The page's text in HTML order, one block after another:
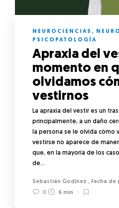
NEUROCIENCIAS ,
PSICOPATOLOGÍA
Apraxia del
momento en
olvidamos
vestirnos
La apraxia del vestir es un
principalmente, a un daño
la persona se le olvida cómo
vestirse no aparece de
que, en la mayoría de los
de…
Sebastián Godínez ,
0
6 min